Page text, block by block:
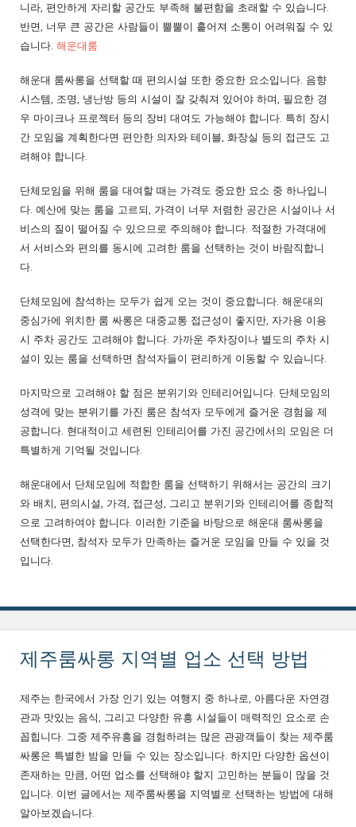
니라, 편안하게 자리할 공간도 부족해 불편함을 초래할 수 있습니다.
반면, 너무 큰 공간은 사람들이 뿔뿔이 흩어져 소통이 어려워질 수 있
습니다. 해운대룸
해운대 룸싸롱을 선택할 때 편의시설 또한 중요한 요소입니다. 음향
시스템, 조명, 냉난방 등의 시설이 잘 갖춰져 있어야 하며, 필요한 경
우 마이크나 프로젝터 등의 장비 대여도 가능해야 합니다. 특히 장시
간 모임을 계획한다면 편안한 의자와 테이블, 화장실 등의 접근도 고
려해야 합니다.
단체모임을 위해 룸을 대여할 때는 가격도 중요한 요소 중 하나입니
다. 예산에 맞는 룸을 고르되, 가격이 너무 저렴한 공간은 시설이나 서
비스의 질이 떨어질 수 있으므로 주의해야 합니다. 적절한 가격대에
서 서비스와 편의를 동시에 고려한 룸을 선택하는 것이 바람직합니
다.
단체모임에 참석하는 모두가 쉽게 오는 것이 중요합니다. 해운대의
중심가에 위치한 룸 싸롱은 대중교통 접근성이 좋지만, 자가용 이용
시 주차 공간도 고려해야 합니다. 가까운 주차장이나 별도의 주차 시
설이 있는 룸을 선택하면 참석자들이 편리하게 이동할 수 있습니다.
마지막으로 고려해야 할 점은 분위기와 인테리어입니다. 단체모임의
성격에 맞는 분위기를 가진 룸은 참석자 모두에게 즐거운 경험을 제
공합니다. 현대적이고 세련된 인테리어를 가진 공간에서의 모임은 더
특별하게 기억될 것입니다.
해운대에서 단체모임에 적합한 룸을 선택하기 위해서는 공간의 크기
와 배치, 편의시설, 가격, 접근성, 그리고 분위기와 인테리어를 종합적
으로 고려하여야 합니다. 이러한 기준을 바탕으로 해운대 룸싸롱을
선택한다면, 참석자 모두가 만족하는 즐거운 모임을 만들 수 있을 것
입니다.
제주룸싸롱 지역별 업소 선택 방법
제주는 한국에서 가장 인기 있는 여행지 중 하나로, 아름다운 자연경
관과 맛있는 음식, 그리고 다양한 유흥 시설들이 매력적인 요소로 손
꼽힙니다. 그중 제주유흥을 경험하려는 많은 관광객들이 찾는 제주룸
싸롱은 특별한 밤을 만들 수 있는 장소입니다. 하지만 다양한 옵션이
존재하는 만큼, 어떤 업소를 선택해야 할지 고민하는 분들이 많을 것
입니다. 이번 글에서는 제주룸싸롱을 지역별로 선택하는 방법에 대해
알아보겠습니다.